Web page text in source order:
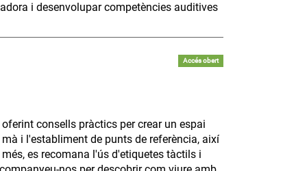
i desenvolupar competències auditives
Accés obert
consells pràctics per crear un espai
i l'establiment de punts de referència, així
es recomana l'ús d'etiquetes tàctils i